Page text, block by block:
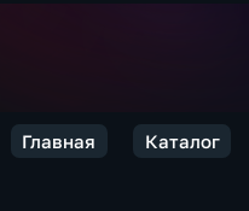
Главная Каталог